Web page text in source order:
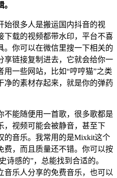
始很多人是搬运国内抖音的视
下载的视频都带水印，平台不喜
。你可以在微信里搜一下相关的
享链接复制进去，它就会给你一
一些网站，比如“哼哼猫”之类
净的素材存起来，就是你的弹药
不能随便用一首歌，很多歌都是
，视频可能会被静音，甚至下
的音乐。我常用的是Mixkit这个
费，而且质量还不错。你可以按
诗感的”，总能找到合适的。
音乐人分享的免费音乐，也可以